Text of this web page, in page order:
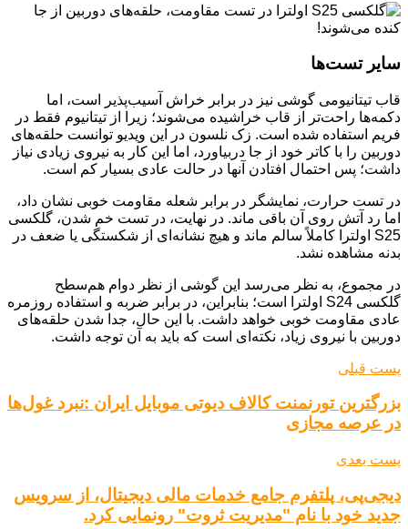
سایر تست‌ها
قاب تیتانیومی گوشی نیز در برابر خراش آسیب‌پذیر است، اما
دکمه‌ها راحت‌تر از قاب خراشیده می‌شوند؛ زیرا از تیتانیوم فقط در
فریم استفاده شده است. زک نلسون در این ویدیو توانست حلقه‌های
دوربین را با کاتر خود از جا دربیاورد، اما این کار به نیروی زیادی نیاز
داشت؛ پس احتمال افتادن آنها در حالت عادی بسیار کم است.
در تست حرارت، نمایشگر در برابر شعله مقاومت خوبی نشان داد،
اما رد آتش روی آن باقی ماند. در نهایت، در تست خم شدن، گلکسی
S25 اولترا کاملاً سالم ماند و هیچ نشانه‌ای از شکستگی یا ضعف در
بدنه مشاهده نشد.
در مجموع، به نظر می‌رسد این گوشی از نظر دوام هم‌سطح
گلکسی S24 اولترا است؛ بنابراین، در برابر ضربه و استفاده روزمره
عادی مقاومت خوبی خواهد داشت. با این حال، جدا شدن حلقه‌های
دوربین با نیروی زیاد، نکته‌ای است که باید به آن توجه داشت.
پست قبلی
بزرگترین تورنمنت کالاف دیوتی موبایل ایران :نبرد غول‌ها
در عرصه مجازی
پست بعدی
دیجی‌پی، پلتفرم جامع خدمات مالی دیجیتال، از سرویس
جدید خود با نام "مدیریت ثروت" رونمایی کرد.